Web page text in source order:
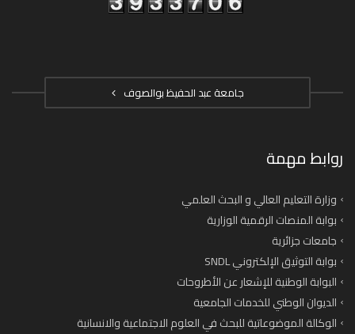
جامعة عبد الحفيظ بوالصوف
روابط مهمة
وزارة التعليم العالي و البحث العلمي
بوابة المنصات الرقمية الوزارية
جامعات جزائرية
بوابة التوثيق الإلكتروني SNDL
البوابة الوطنية للإشعار عن الأطروحات
الديوان الوطني للخدمات الجامعية
الوكالة الموضوعاتية للبحث في العلوم الاجتماعية والانسانية